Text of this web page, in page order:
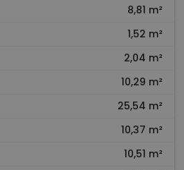
8,81 m²
1,52 m²
2,04 m²
10,29 m²
25,54 m²
10,37 m²
10,51 m²